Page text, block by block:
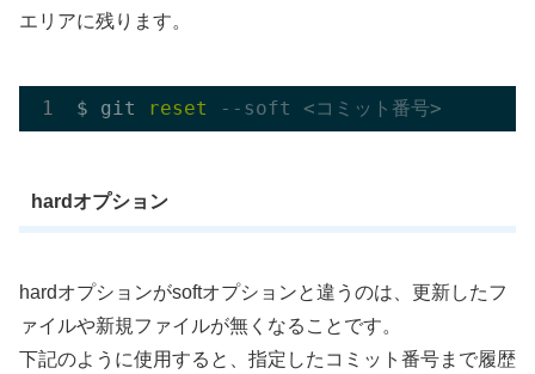
エリアに残ります。
$ git reset --soft <コミット番号>
hardオプション
hardオプションがsoftオプションと違うのは、更新したフ
ァイルや新規ファイルが無くなることです。
下記のように使用すると、指定したコミット番号まで履歴